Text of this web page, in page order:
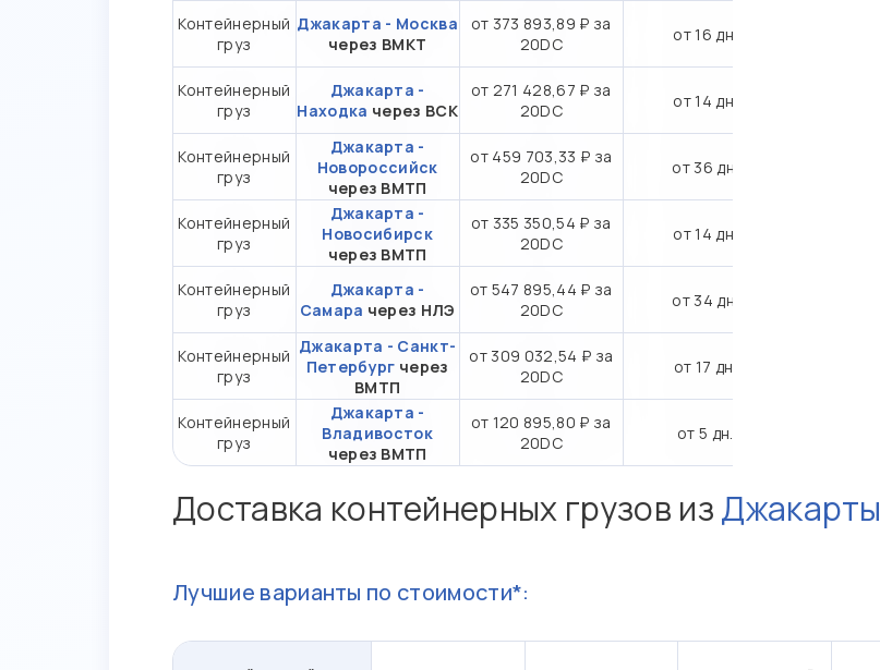
Контейнерный
груз
Джакарта - Москва
через ВМКТ
от 373 893,89 ₽ за
20DC
от 16 дн.
Контейнерный
груз
Джакарта -
Находка через ВСК
от 271 428,67 ₽ за
20DC
от 14 дн.
Контейнерный
груз
Джакарта -
Новороссийск
через ВМТП
от 459 703,33 ₽ за
20DC
от 36 дн.
Контейнерный
груз
Джакарта -
Новосибирск
через ВМТП
от 335 350,54 ₽ за
20DC
от 14 дн.
Контейнерный
груз
Джакарта -
Самара через НЛЭ
от 547 895,44 ₽ за
20DC
от 34 дн.
Контейнерный
груз
Джакарта - Санкт-
Петербург через
ВМТП
от 309 032,54 ₽ за
20DC
от 17 дн.
Контейнерный
груз
Джакарта -
Владивосток
через ВМТП
от 120 895,80 ₽ за
20DC
от 5 дн.
Доставка контейнерных грузов изДжакарты
Лучшие варианты по стоимости*: